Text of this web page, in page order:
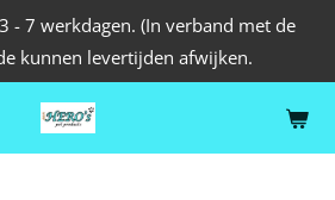
- 7 werkdagen. (In verband met de
kunnen levertijden afwijken.